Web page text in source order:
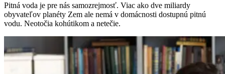
Pitná voda je pre nás samozrejmosť. Viac ako dve miliardy
obyvateľov planéty Zem ale nemá v domácnosti dostupnú pitnú
vodu. Neotočia kohútikom a netečie.